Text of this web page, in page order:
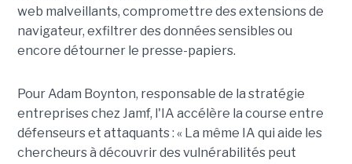
web malveillants, compromettre des extensions de
navigateur, exfiltrer des données sensibles ou
encore détourner le presse-papiers.
PourAdam Boynton, responsable de la stratégie
entreprises chezJamf, l'IA accélère la course entre
défenseurs et attaquants : « La même IA qui aide les
chercheurs à découvrir des vulnérabilités peut